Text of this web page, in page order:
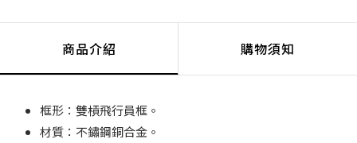
商品介紹 購物須知
框形：雙槓飛行員框。
材質：不鏽鋼銅合金。